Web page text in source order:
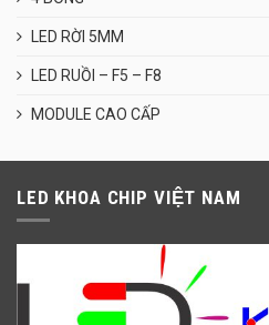
LED RỜI 5MM
LED RUỒI – F5 – F8
MODULE CAO CẤP
LED KHOA CHIP VIỆT NAM